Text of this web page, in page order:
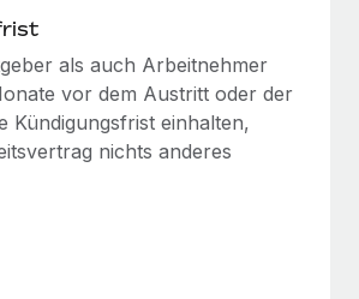
von Mitarbeiter:innen
von Benefits
Reverse Tech hat das globale...
Produkten: Integration mit
und Contractor Management
unterstützen, die beste...
als auch Arbeitnehmer
vor dem Austritt oder der
Kündigungsfrist einhalten,
nichts anderes